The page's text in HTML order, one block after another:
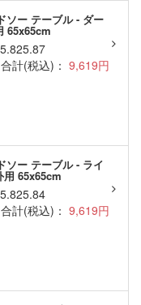
ソー テーブル - ダー
65x65cm
合計(税込)： 9,619円
ソー テーブル - ライ
用 65x65cm
合計(税込)： 9,619円